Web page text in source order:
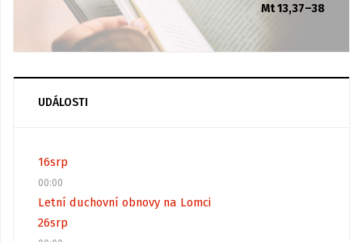
Mt 13,37–38
UDÁLOSTI
16srp
00:00
Letní duchovní obnovy na Lomci
26srp